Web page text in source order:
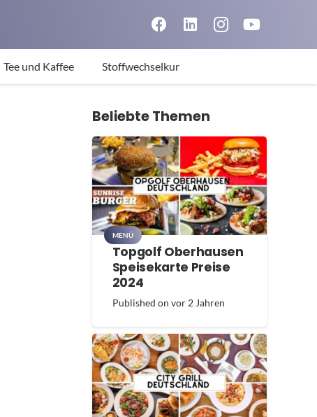
Tee und Kaffee Stoffwechselkur
Beliebte Themen
MENÜ
Topgolf Oberhausen
Speisekarte Preise
2024
Published on vor 2 Jahren